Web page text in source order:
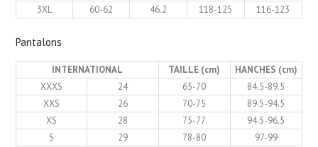
3XL
60-62 46.2 118-125 116-123
Pantalons
INTERNATIONAL TAILLE (cm)
HANCHES (cm)
XXXS
24 65-70
84.5-89.5
XXS
26 70-75
89.5-94.5
XS
28 75-77
94.5-96.5
S
29 78-80
97-99